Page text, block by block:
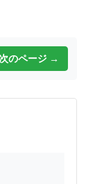
次のページ →